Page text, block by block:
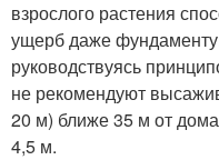
взрослого растения
ущерб даже
руководствуясь
не рекомендуют
20 м) ближе 35 м от
4,5 м.